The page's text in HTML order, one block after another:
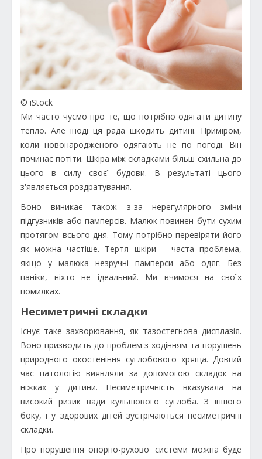
© iStock
Ми часто чуємо про те, що потрібно одягати дитину
тепло. Але іноді ця рада шкодить дитині. Приміром,
коли новонародженого одягають не по погоді. Він
починає потіти. Шкіра між складками більш схильна до
цього в силу своєї будови. В результаті цього
з'являється роздратування.
Воно виникає також з-за нерегулярного зміни
підгузників або памперсів. Малюк повинен бути сухим
протягом всього дня. Тому потрібно перевіряти його
як можна частіше. Тертя шкіри – часта проблема,
якщо у малюка незручні памперси або одяг. Без
паніки, ніхто не ідеальний. Ми вчимося на своїх
помилках.
Несиметричні складки
Існує таке захворювання, як тазостегнова дисплазія.
Воно призводить до проблем з ходінням та порушень
природного окостеніння суглобового хряща. Довгий
час патологію виявляли за допомогою складок на
ніжках у дитини. Несиметричність вказувала на
високий ризик вади кульшового суглоба. З іншого
боку, і у здорових дітей зустрічаються несиметричні
складки.
Про порушення опорно-рухової системи можна буде